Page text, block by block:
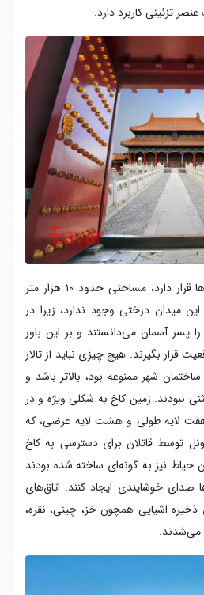
تزئینی کاربرد دارد.
حیاط وسیعی که پس از پل‌ها قرار دارد، مساحتی حدود ۱۰ هزار متر
میدان درختی وجود ندارد، زیرا در
را پسر آسمان می‌دانستند و بر این باور
قرار بگیرند. هیچ چیزی نباید از تالار
شهر ممنوعه بود، بالاتر باشد و
نبودند. زمین کاخ به شکلی ویژه و در
هفت لایه طولی و هشت لایه عرضی، که
توسط قاتلان برای دسترسی به کاخ
حیاط نیز به گونه‌ای ساخته شده بودند
صدای خوشایندی ایجاد کنند. اتاق‌های
ذخیره اشیایی همچون خز، چینی، نقره،
می‌شدند.